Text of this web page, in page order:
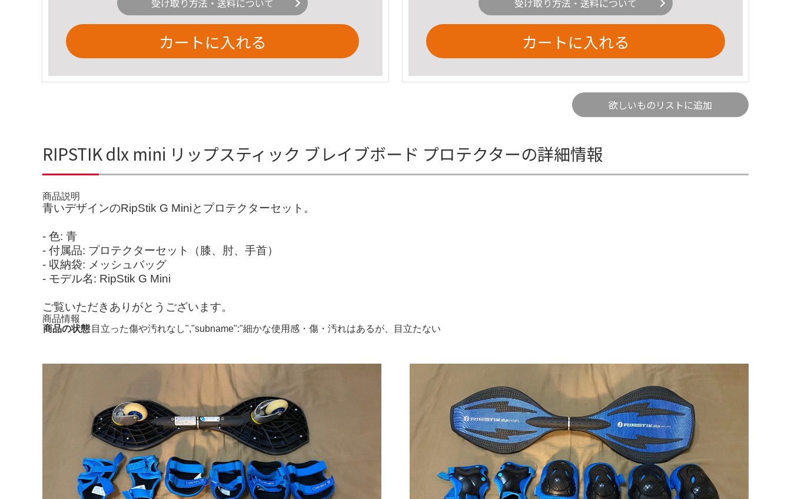
受け取り方法・送料について
カートに入れる
受け取り方法・送料について
カートに入れる
欲しいものリストに追加
RIPSTIK dlx mini リップスティック ブレイブボード プロテクターの詳細情報
商品説明
青いデザインのRipStik G Miniとプロテクターセット。
- 色: 青
- 付属品: プロテクターセット（膝、肘、手首）
- 収納袋: メッシュバッグ
- モデル名: RipStik G Mini
ご覧いただきありがとうございます。
商品情報
商品の状態 目立った傷や汚れなし","subname":"細かな使用感・傷・汚れはあるが、目立たない